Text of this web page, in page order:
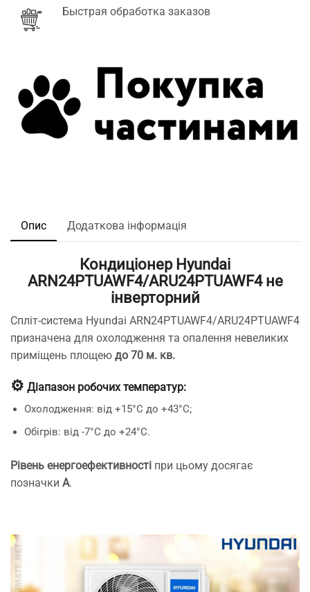
Быстрая обработка заказов
Опис Додаткова інформація
Кондиціонер Hyundai
ARN24PTUAWF4/ARU24PTUAWF4 не
інверторний
Спліт-система Hyundai ARN24PTUAWF4/ARU24PTUAWF4
призначена для охолодження та опалення невеликих
приміщень площею до 70 м. кв.
⚙️ Діапазон робочих температур:
Охолодження: від +15°C до +43°C;
Обігрів: від -7°C до +24°C.
Рівень енергоефективності при цьому досягає
позначки А.